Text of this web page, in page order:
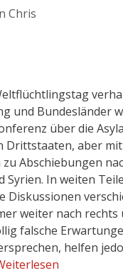
Chris
und Bundesländer
über die
Drittstaaten, aber
Abschiebungen
Syrien. In weiten
Diskussionen
weiter nach rechts
falsche
helfen